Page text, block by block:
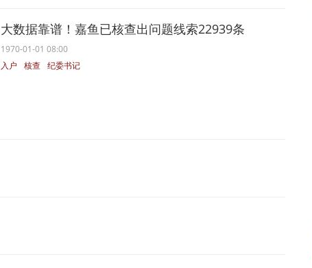
大数据靠谱！嘉鱼已核查出问题线索22939条
1970-01-01 08:00
入户
核查 纪委书记